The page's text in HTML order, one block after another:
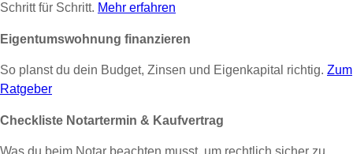
Schritt für Schritt. Mehr erfahren
Eigentumswohnung finanzieren
So planst du dein Budget, Zinsen und Eigenkapital richtig. Zum
Ratgeber
Checkliste Notartermin & Kaufvertrag
Was du beim Notar beachten musst, um rechtlich sicher zu